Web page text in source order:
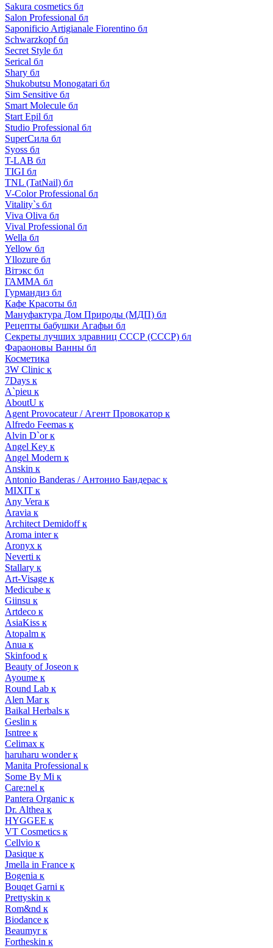
Sakura cosmetics бл
Salon Professional бл
Saponificio Artigianale Fiorentino бл
Schwarzkopf бл
Secret Style бл
Serical бл
Shary бл
Shukobutsu Monogatari бл
Sim Sensitive бл
Smart Molecule бл
Start Epil бл
Studio Professional бл
SuperСила бл
Syoss бл
T-LAB бл
TIGI бл
TNL (TatNail) бл
V-Color Professional бл
Vitality`s бл
Viva Oliva бл
Vival Professional бл
Wella бл
Yellow бл
Yllozure бл
Вiтэкс бл
ГАММА бл
Гурмандиз бл
Кафе Красоты бл
Мануфактура Дом Природы (МДП) бл
Рецепты бабушки Агафьи бл
Секреты лучших здравниц СССР (СССР) бл
Фараоновы Ванны бл
Косметика
3W Clinic к
7Days к
A`pieu к
AboutU к
Agent Provocateur / Агент Провокатор к
Alfredo Feemas к
Alvin D`or к
Angel Key к
Angel Modern к
Anskin к
Antonio Banderas / Антонио Бандерас к
MIXIT к
Any Vera к
Aravia к
Architect Demidoff к
Aroma inter к
Aronyx к
Neverti к
Stallary к
Art-Visage к
Medicube к
Giinsu к
Artdeco к
AsiaKiss к
Atopalm к
Anua к
Skinfood к
Beauty of Joseon к
Ayoume к
Round Lab к
Alen Mar к
Baikal Herbals к
Geslin к
Isntree к
Celimax к
haruharu wonder к
Manita Professional к
Some By Mi к
Care:nel к
Pantera Organic к
Dr. Althea к
HYGGEE к
VT Cosmetics к
Cellvio к
Dasique к
Jmella in France к
Bogenia к
Bouqet Garni к
Prettyskin к
Rom&nd к
Biodance к
Beaumyr к
Fortheskin к